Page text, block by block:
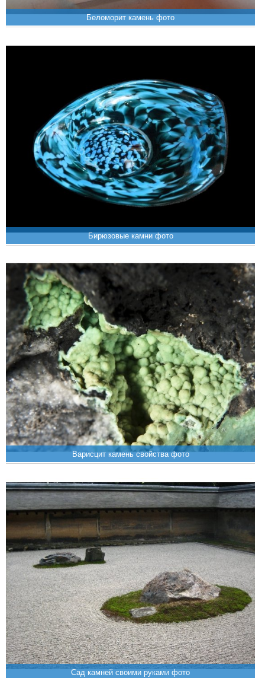
Беломорит камень фото
Бирюзовые камни фото
Варисцит камень свойства фото
Сад камней своими руками фото